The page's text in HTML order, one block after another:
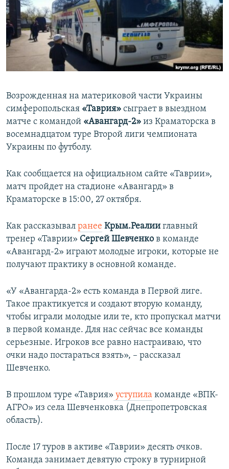
ПОБЕДИТЕЛЕЙ НЕ СУДЯТ?
КРЫМ.НЕПОКОРЕННЫЙ
УКРАИНСКАЯ ПРОБЛЕМА КРЫМА
ПРИСОЕДИНЯЙТЕСЬ!
Возрожденная на материковой части Украины
симферопольская «Таврия» сыграет в выездном
матче с командой «Авангард-2» из Краматорска в
восемнадцатом туре Второй лиги чемпионата
Украины по футболу.
Как сообщается на официальном сайте «Таврии»,
матч пройдет на стадионе «Авангард» в
Краматорске в 15:00, 27 октября.
Как рассказывал ранее Крым.Реалии главный
тренер «Таврии» Сергей Шевченко в команде
«Авангард-2» играют молодые игроки, которые не
получают практику в основной команде.
«У «Авангарда-2» есть команда в Первой лиге.
Такое практикуется и создают вторую команду,
чтобы играли молодые или те, кто пропускал матчи
в первой команде. Для нас сейчас все команды
серьезные. Игроков все равно настраиваю, что
очки надо постараться взять», – рассказал
Шевченко.
В прошлом туре «Таврия» уступила команде «ВПК-
АГРО» из села Шевченковка (Днепропетровская
область).
После 17 туров в активе «Таврии» десять очков.
Команда занимает девятую строку в турнирной